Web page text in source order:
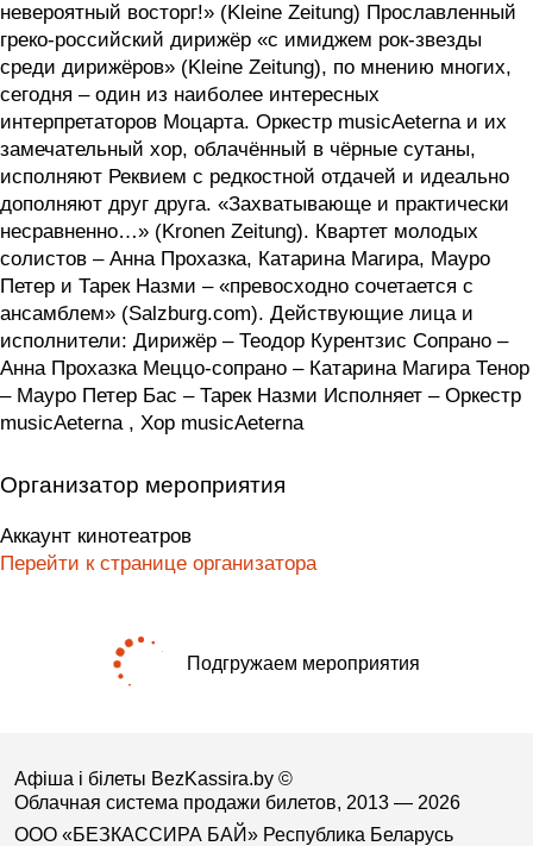
невероятный восторг!» (Kleine Zeitung) Прославленный
греко-российский дирижёр «с имиджем рок-звезды
среди дирижёров» (Kleine Zeitung), по мнению многих,
сегодня – один из наиболее интересных
интерпретаторов Моцарта. Оркестр musicAeterna и их
замечательный хор, облачённый в чёрные сутаны,
исполняют Реквием с редкостной отдачей и идеально
дополняют друг друга. «Захватывающе и практически
несравненно…» (Kronen Zeitung). Квартет молодых
солистов – Анна Прохазка, Катарина Магира, Мауро
Петер и Тарек Назми – «превосходно сочетается с
ансамблем» (Salzburg.com). Действующие лица и
исполнители: Дирижёр – Теодор Курентзис Сопрано –
Анна Прохазка Меццо-сопрано – Катарина Магира Тенор
– Мауро Петер Бас – Тарек Назми Исполняет – Оркестр
musicAeterna , Хор musicAeterna
Организатор мероприятия
Аккаунт кинотеатров
Перейти к странице организатора
Подгружаем мероприятия
Афіша і білеты BezKassira.by ©
Облачная система продажи билетов, 2013 — 2026
ООО «БЕЗКАССИРА БАЙ» Республика Беларусь